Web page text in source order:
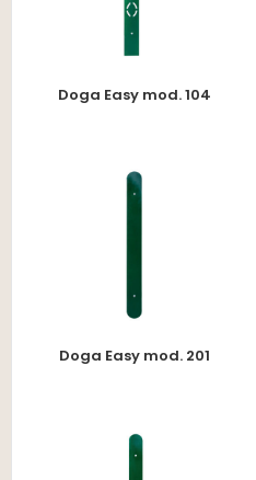
Doga Easy mod. 104
Doga Easy mod. 201